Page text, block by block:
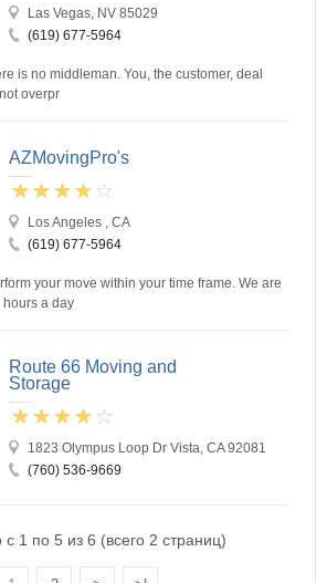
Las Vegas, NV 85029
(619) 677-5964
is no middleman. You, the customer, deal
overpr
AZMovingPro's
Los Angeles , CA
(619) 677-5964
your move within your time frame. We are
hours a day
Route 66 Moving and
Storage
1823 Olympus Loop Dr Vista, CA 92081
(760) 536-9669
с 1 по 5 из 6 (всего 2 страниц)